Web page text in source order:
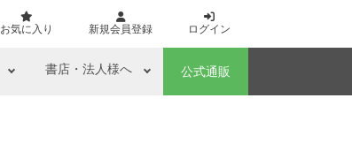
お気に入り 新規会員登録 ログイン
書店・法人様へ 公式通販